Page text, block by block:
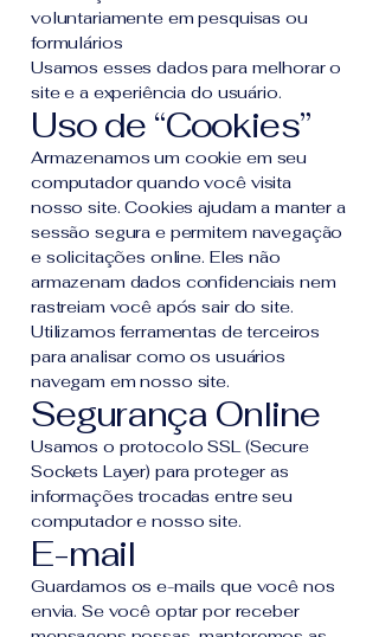
voluntariamente em pesquisas ou
formulários
Usamos esses dados para melhorar o
site e a experiência do usuário.
Uso de “Cookies”
Armazenamos um cookie em seu
computador quando você visita
nosso site. Cookies ajudam a manter a
sessão segura e permitem navegação
e solicitações online. Eles não
armazenam dados confidenciais nem
rastreiam você após sair do site.
Utilizamos ferramentas de terceiros
para analisar como os usuários
navegam em nosso site.
Segurança Online
Usamos o protocolo SSL (Secure
Sockets Layer) para proteger as
informações trocadas entre seu
computador e nosso site.
E-mail
Guardamos os e-mails que você nos
envia. Se você optar por receber